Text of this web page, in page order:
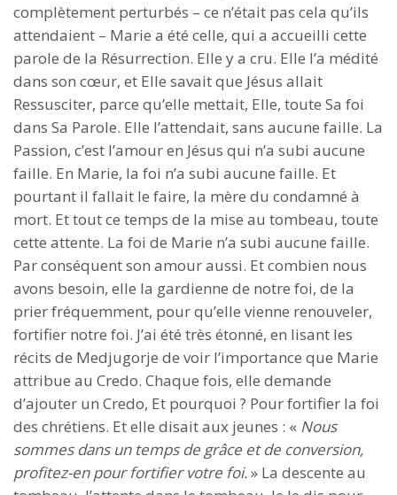
complètement perturbés – ce n’était pas cela qu’ils
attendaient – Marie a été celle, qui a accueilli cette
parole de la Résurrection. Elle y a cru. Elle l’a médité
dans son cœur, et Elle savait que Jésus allait
Ressusciter, parce qu’elle mettait, Elle, toute Sa foi
dans Sa Parole. Elle l’attendait, sans aucune faille. La
Passion, c’est l’amour en Jésus qui n’a subi aucune
faille. En Marie, la foi n’a subi aucune faille. Et
pourtant il fallait le faire, la mère du condamné à
mort. Et tout ce temps de la mise au tombeau, toute
cette attente. La foi de Marie n’a subi aucune faille.
Par conséquent son amour aussi. Et combien nous
avons besoin, elle la gardienne de notre foi, de la
prier fréquemment, pour qu’elle vienne renouveler,
fortifier notre foi. J’ai été très étonné, en lisant les
récits de Medjugorje de voir l’importance que Marie
attribue au Credo. Chaque fois, elle demande
d’ajouter un Credo, Et pourquoi ? Pour fortifier la foi
des chrétiens. Et elle disait aux jeunes : « Nous
sommes dans un temps de grâce et de conversion,
profitez-en pour fortifier votre foi.» La descente au